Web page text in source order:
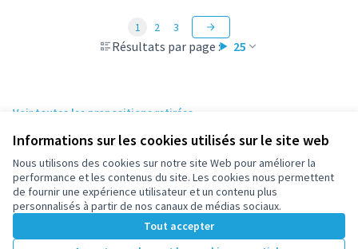
Informations sur les cookies utilisés sur le site web
Nous utilisons des cookies sur notre site Web pour améliorer la
performance et les contenus du site. Les cookies nous permettent
de fournir une expérience utilisateur et un contenu plus
personnalisés à partir de nos canaux de médias sociaux.
Tout accepter
Résultats par page : 25
1 2 3
Voir toutes les propositions retirées
Conditions d'utilisation
Paramètres des cookies
participez.nanterre.fr sur X
(Lien externe)
participez.nanterre.fr sur Facebook
participez.nanterre.fr sur Instagram
participez.nanterre.fr sur YouTube
(Lien externe)
participez.nanterre.fr sur GitHub
(Lien externe)